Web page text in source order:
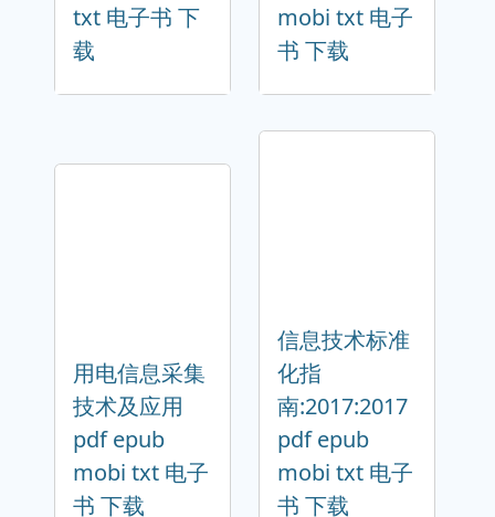
txt 电子书 下
载
mobi txt 电子
书 下载
用电信息采集
技术及应用
pdf epub
mobi txt 电子
书 下载
信息技术标准
化指
南:2017:2017
pdf epub
mobi txt 电子
书 下载